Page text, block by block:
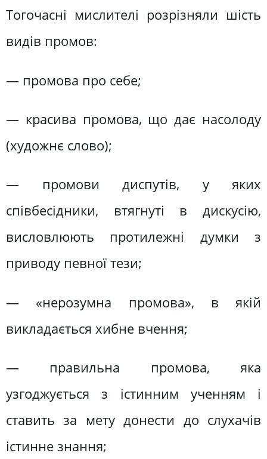
Тогочасні мислителі розрізняли шість
видів промов:
— промова про себе;
— красива промова, що дає насолоду
(художнє слово);
— промови диспутів, у яких
співбесідники, втягнуті в дискусію,
висловлюють протилежні думки з
приводу певної тези;
— «нерозумна промова», в якій
викладається хибне вчення;
— правильна промова, яка
узгоджується з істинним ученням і
ставить за мету донести до слухачів
істинне знання;